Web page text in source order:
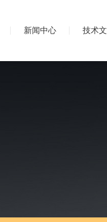
新闻中心 技术